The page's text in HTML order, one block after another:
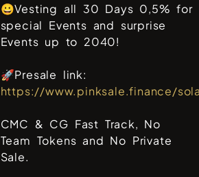
😀Vesting all 30 Days 0,5% for
special Events and surprise
Events up to 2040!
🚀Presale link:
https://www.pinksale.finance/
CMC & CG Fast Track, No
Team Tokens and No Private
Sale.